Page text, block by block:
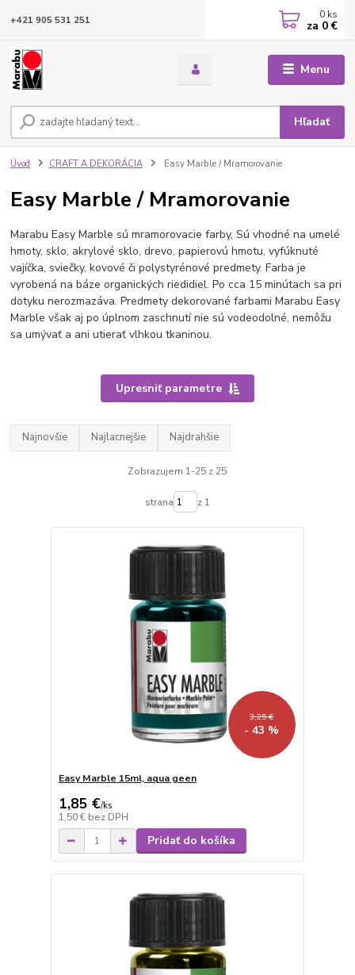
Menu
Hľadať
+421 905 531 251 0 ks
za 0 €
Úvod CRAFT A DEKORÁCIA Easy Marble / Mramorovanie
Easy Marble / Mramorovanie
Marabu Easy Marble sú mramorovacie farby, Sú vhodné na umelé
hmoty, sklo, akrylové sklo, drevo, papierovú hmotu, vyfúknuté
vajíčka, sviečky, kovové či polystyrénové predmety. Farba je
vyrobená na báze organických riedidiel. Po cca 15 minútach sa pri
dotyku nerozmazáva. Predmety dekorované farbami Marabu Easy
Marble však aj po úplnom zaschnutí nie sú vodeodolné, nemôžu
sa umývať a ani utierať vlhkou tkaninou.
Upresniť parametre
Najnovšie Najlacnejšie Najdrahšie
Zobrazujem 1-25 z 25
strana z 1
3,25 €
- 43 %
Easy Marble 15ml, aqua geen
1,85 €/ks
1,50 € bez DPH
Pridať do košíka